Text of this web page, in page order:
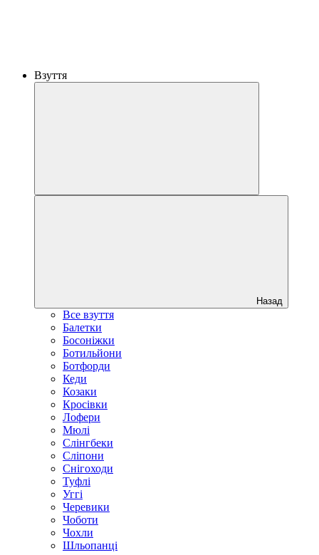
Взуття
Назад
Все взуття
Балетки
Босоніжки
Ботильйони
Ботфорди
Кеди
Козаки
Кросівки
Лофери
Мюлі
Слінгбеки
Сліпони
Снігоходи
Туфлі
Уггі
Черевики
Чоботи
Чохли
Шльопанці